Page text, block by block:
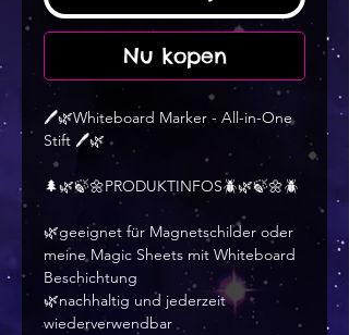
Nu kopen
🖊️🌿Whiteboard Marker - All-in-One
Stift 🖊️🌿
🌲🌿🍃🌼PRODUKTINFOS🪲🌿🍃🌼🪲
🌿geeignet für Magnetschilder oder
meine Magic Sheets mit Whiteboard
Beschichtung
🌿nachhaltig und jederzeit
wiederverwendbar